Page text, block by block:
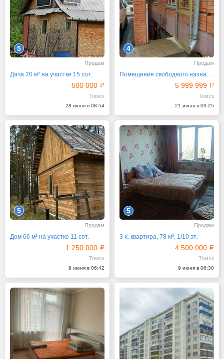
5
Продам
Дача 20 м² на участке 15 сот.
500 000
Томск
28 июня в 08:54
4
Продам
Помещение свободного назначения, 331 м²
5 999 999
Томск
21 июня в 09:25
5
Продам
Дом 66 м² на участке 11 сот.
1 250 000
Томск
9 июня в 06:42
5
Продам
3-к. квартира, 78 м², 1/10 эт.
4 500 000
Томск
9 июня в 06:30